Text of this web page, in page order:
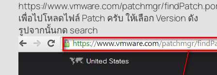
https://www.vmware.com/patchmgr/
เพื่อไปโหลดไฟล์ Patch ครับ ให้เลือก Version ดัง
รูปจากนั้นกด search